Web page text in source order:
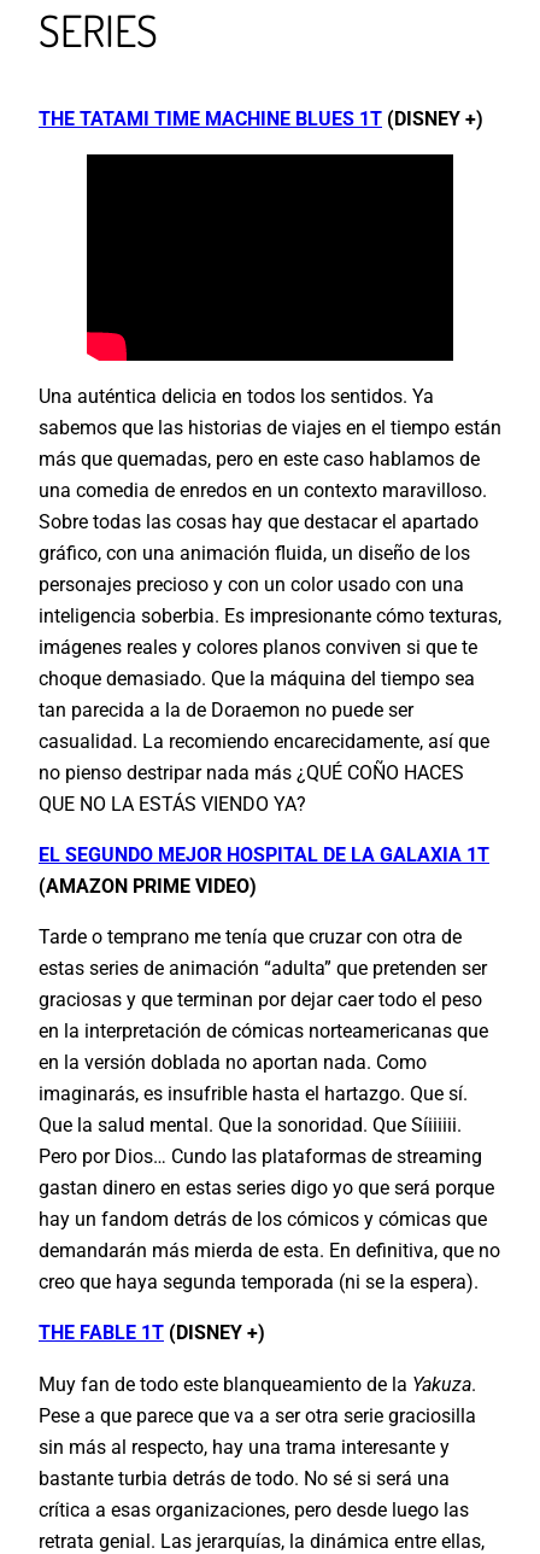
SERIES
THE TATAMI TIME MACHINE BLUES 1T (DISNEY +)
Una auténtica delicia en todos los sentidos. Ya
sabemos que las historias de viajes en el tiempo están
más que quemadas, pero en este caso hablamos de
una comedia de enredos en un contexto maravilloso.
Sobre todas las cosas hay que destacar el apartado
gráfico, con una animación fluida, un diseño de los
personajes precioso y con un color usado con una
inteligencia soberbia. Es impresionante cómo texturas,
imágenes reales y colores planos conviven si que te
choque demasiado. Que la máquina del tiempo sea
tan parecida a la de Doraemon no puede ser
casualidad. La recomiendo encarecidamente, así que
no pienso destripar nada más ¿QUÉ COÑO HACES
QUE NO LA ESTÁS VIENDO YA?
EL SEGUNDO MEJOR HOSPITAL DE LA GALAXIA 1T
(AMAZON PRIME VIDEO)
Tarde o temprano me tenía que cruzar con otra de
estas series de animación “adulta” que pretenden ser
graciosas y que terminan por dejar caer todo el peso
en la interpretación de cómicas norteamericanas que
en la versión doblada no aportan nada. Como
imaginarás, es insufrible hasta el hartazgo. Que sí.
Que la salud mental. Que la sonoridad. Que Síiiiiii.
Pero por Dios… Cundo las plataformas de streaming
gastan dinero en estas series digo yo que será porque
hay un fandom detrás de los cómicos y cómicas que
demandarán más mierda de esta. En definitiva, que no
creo que haya segunda temporada (ni se la espera).
THE FABLE 1T (DISNEY +)
Muy fan de todo este blanqueamiento de la Yakuza.
Pese a que parece que va a ser otra serie graciosilla
sin más al respecto, hay una trama interesante y
bastante turbia detrás de todo. No sé si será una
crítica a esas organizaciones, pero desde luego las
retrata genial. Las jerarquías, la dinámica entre ellas,